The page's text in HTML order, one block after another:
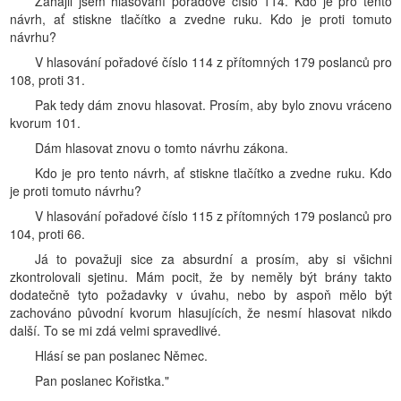
návrh, ať stiskne tlačítko a zvedne ruku. Kdo je proti tomuto
návrhu?
V hlasování pořadové číslo 114 z přítomných 179 poslanců pro
108, proti 31.
Pak tedy dám znovu hlasovat. Prosím, aby bylo znovu vráceno
kvorum 101.
Dám hlasovat znovu o tomto návrhu zákona.
Kdo je pro tento návrh, ať stiskne tlačítko a zvedne ruku. Kdo
je proti tomuto návrhu?
V hlasování pořadové číslo 115 z přítomných 179 poslanců pro
104, proti 66.
Já to považuji sice za absurdní a prosím, aby si všichni
zkontrolovali sjetinu. Mám pocit, že by neměly být brány takto
dodatečně tyto požadavky v úvahu, nebo by aspoň mělo být
zachováno původní kvorum hlasujících, že nesmí hlasovat nikdo
další. To se mi zdá velmi spravedlivé.
Hlásí se pan poslanec Němec.
Pan poslanec Kořistka."